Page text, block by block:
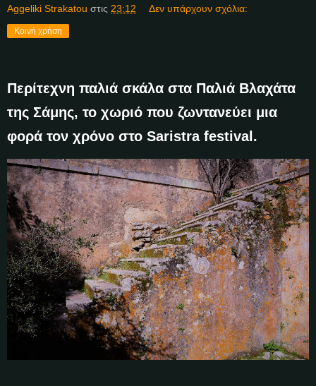
Aggeliki Strakatou στις 23:12 Δεν υπάρχουν σχόλια:
Κοινή χρήση
Περίτεχνη παλιά σκάλα στα Παλιά Βλαχάτα
της Σάμης, το χωριό που ζωντανεύει μια
φορά τον χρόνο στο Saristra festival.